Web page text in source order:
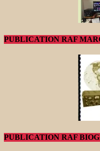
PUBLICATION RAF
PUBLICATION RAF